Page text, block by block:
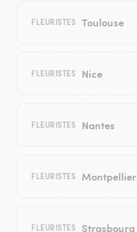
FLEURISTES Toulouse
FLEURISTES Nice
FLEURISTES Nantes
FLEURISTES Montpellier
FLEURISTES Strasbourg